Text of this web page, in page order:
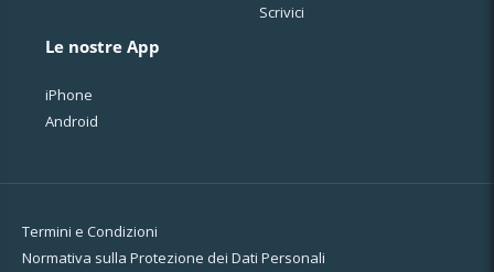
Le nostre App
iPhone
Android
Scrivici
Termini e Condizioni
Normativa sulla Protezione dei Dati Personali